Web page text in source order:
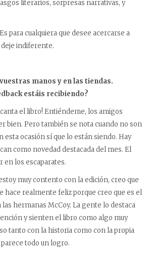
literarios, sorpresas narrativas, y
para cualquiera que desee acercarse a
indiferente.
manos y en las tiendas.
estáis recibiendo?
el libro! Entiéndeme, los amigos
bien. Pero también se nota cuando no son
esta ocasión sí que lo están siendo. Hay
como novedad destacada del mes. El
en los escaparates.
muy contento con la edición, creo que
hace realmente feliz porque creo que es el
hermanas McCoy. La gente lo destaca
y sienten el libro como algo muy
tanto con la historia como con la propia
todo un logro.